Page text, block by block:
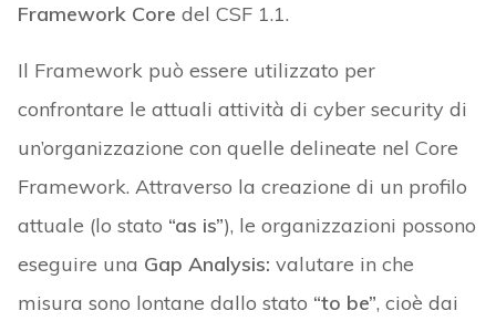
Framework Core del CSF 1.1.
Il Framework può essere utilizzato per
confrontare le attuali attività di cyber security di
un’organizzazione con quelle delineate nel Core
Framework. Attraverso la creazione di un profilo
attuale (lo stato “as is”), le organizzazioni possono
eseguire una Gap Analysis: valutare in che
misura sono lontane dallo stato “to be”, cioè dai